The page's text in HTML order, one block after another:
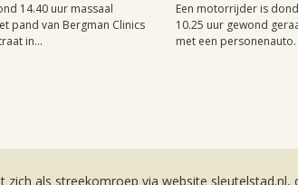
14.40 uur massaal
pand van Bergman Clinics
in...
Een motorrijder is
10.25 uur gewond
met een personenauto.
zich als streekomroep via website sleutelstad.nl,